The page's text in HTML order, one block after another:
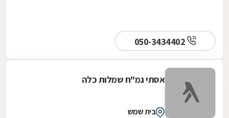
אסתי גמ"ח שמלות כלה
בית שמש